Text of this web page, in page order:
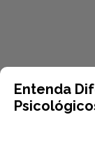
Entenda